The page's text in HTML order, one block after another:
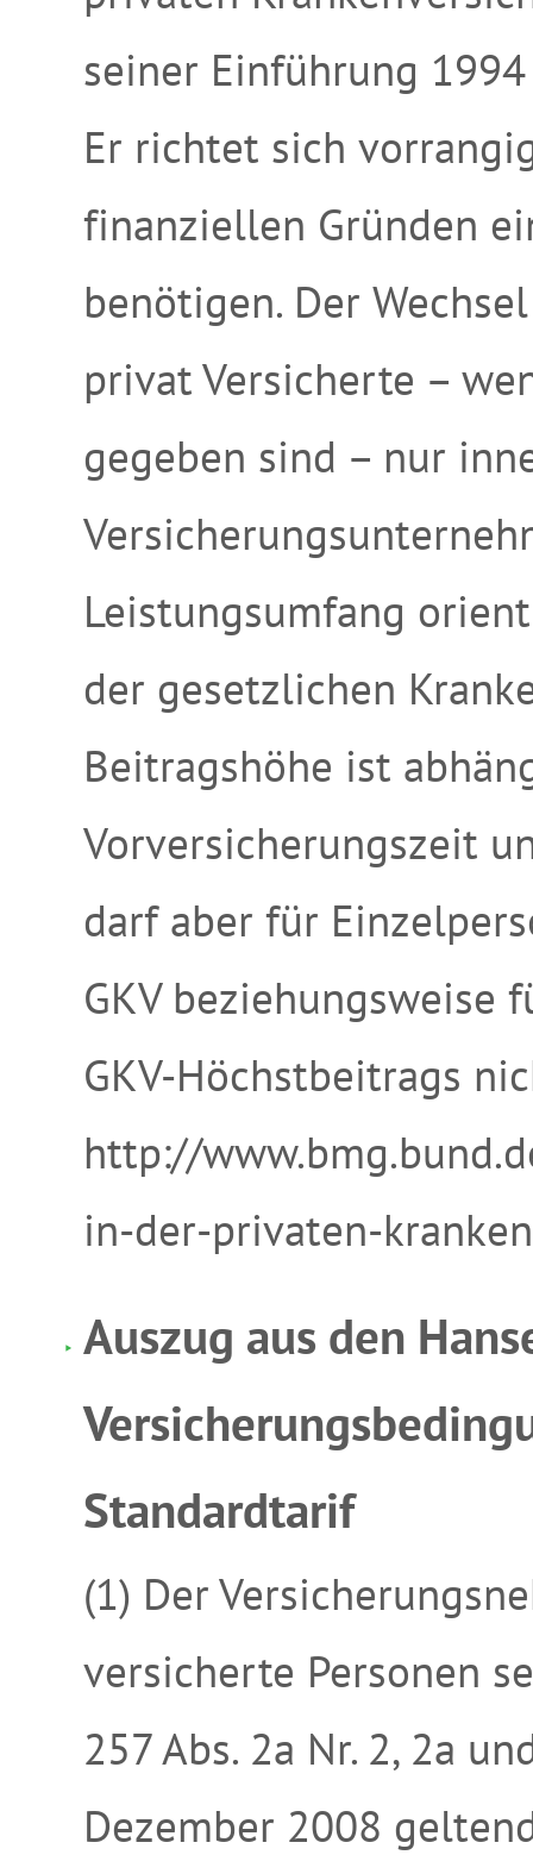
seiner Einführung
Er richtet sich
finanziellen Gründen
benötigen. Der
privat Versicherte –
gegeben sind – nur
Leistungsumfang
der gesetzlichen
Beitragshöhe ist
Vorversicherungszeit
darf aber für
GKV beziehungsweise
GKV-Höchstbeitrags
http://
in-der-privaten-
Auszug aus den
Standardtarif
(1) Der
versicherte Personen
257 Abs. 2a Nr. 2, 2a
Dezember 2008